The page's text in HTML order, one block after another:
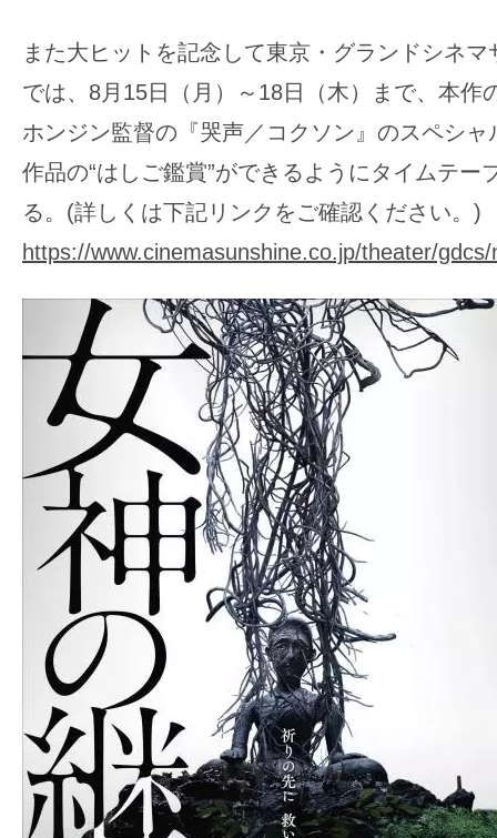
また大ヒットを記念して東京・グランドシネ
では、8月15日（月）～18日（木）まで、本作
ホンジン監督の『哭声／コクソン』のスペシ
作品の“はしご鑑賞”ができるようにタイムテー
る。(詳しくは下記リンクをご確認ください。)
https://www.cinemasunshine.co.jp/theater/